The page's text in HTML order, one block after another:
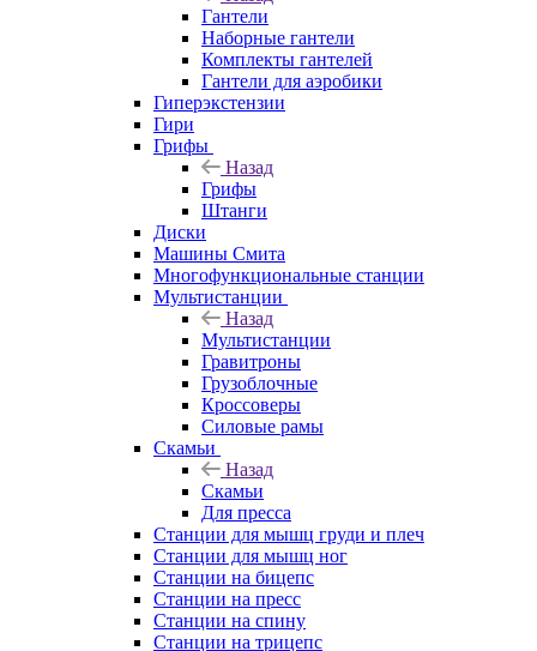
Гантели
Наборные гантели
Комплекты гантелей
Гантели для аэробики
Гиперэкстензии
Гири
Грифы
Назад
Грифы
Штанги
Диски
Машины Смита
Многофункциональные станции
Мультистанции
Назад
Мультистанции
Гравитроны
Грузоблочные
Кроссоверы
Силовые рамы
Скамьи
Назад
Скамьи
Для пресса
Станции для мышц груди и плеч
Станции для мышц ног
Станции на бицепс
Станции на пресс
Станции на спину
Станции на трицепс